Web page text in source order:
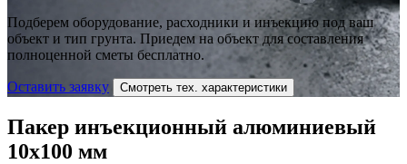
Подберем оборудование, расходники и инъекцию под ваш
объект и тип грунта. Приедем на объект для составления
полноценной сметы бесплатно.
Оставить заявку Смотреть тех. характеристики
Пакер инъекционный алюминиевый
10х100 мм